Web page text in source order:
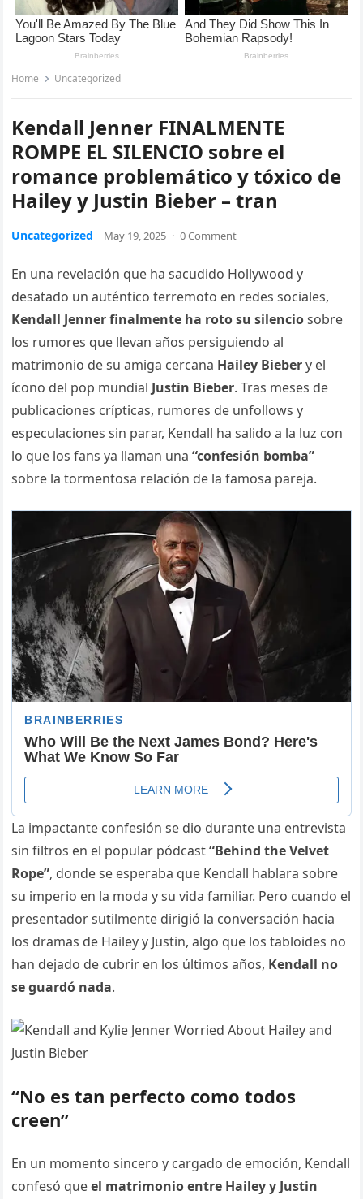
Home Uncategorized
Kendall Jenner FINALMENTE
ROMPE EL SILENCIO sobre el
romance problemático y tóxico de
Hailey y Justin Bieber – tran
Uncategorized May 19, 2025 · 0 Comment
En una revelación que ha sacudido Hollywood y
desatado un auténtico terremoto en redes sociales,
Kendall Jenner finalmente ha roto su silenciosobre
los rumores que llevan años persiguiendo al
matrimonio de su amiga cercana Hailey Biebery el
ícono del pop mundialJustin Bieber. Tras meses de
publicaciones crípticas, rumores de unfollows y
especulaciones sin parar, Kendall ha salido a la luz con
lo que los fans ya llaman una“confesión bomba”
sobre la tormentosa relación de la famosa pareja.
La impactante confesión se dio durante una entrevista
sin filtros en el popular pódcast“Behind the Velvet
Rope”, donde se esperaba que Kendall hablara sobre
su imperio en la moda y su vida familiar. Pero cuando el
presentador sutilmente dirigió la conversación hacia
los dramas de Hailey y Justin, algo que los tabloides no
han dejado de cubrir en los últimos años, Kendall no
se guardó nada.
“No es tan perfecto como todos
creen”
En un momento sincero y cargado de emoción, Kendall
confesó queel matrimonio entre Hailey y Justin